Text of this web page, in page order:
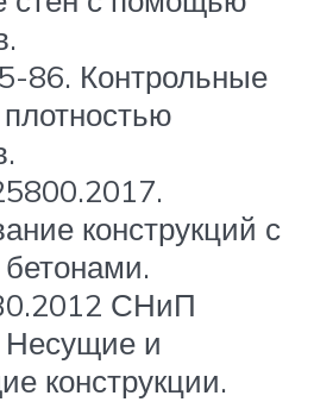
86. Контрольные
конструкций с
СНиП
и
конструкции.